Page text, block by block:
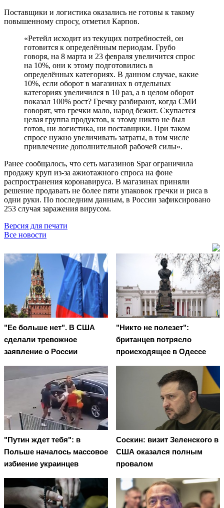
Поставщики и логистика оказались не готовы к такому
повышенному спросу, отметил Карпов.
«Ретейл исходит из текущих потребностей, он
готовится к определённым периодам. Грубо
говоря, на 8 марта и 23 февраля увеличится спрос
на 10%, они к этому подготовились в
определённых категориях. В данном случае, какие
10%, если оборот в магазинах в отдельных
категориях увеличился в 10 раз, а в целом оборот
показал 100% рост? Гречку разбирают, когда СМИ
говорят, что гречки мало, народ бежит. Скупается
целая группа продуктов, к этому никто не был
готов, ни логистика, ни поставщики. При таком
спросе нужно увеличивать затраты, в том числе
привлечение дополнительной рабочей силы».
Ранее сообщалось, что сеть магазинов Spar ограничила
продажу круп из-за ажиотажного спроса на фоне
распространения коронавируса. В магазинах приняли
решение продавать не более пяти упаковок гречки и риса в
одни руки. По последним данным, в России зафиксировано
253 случая заражения вирусом.
Версия для печати
Все новости
"Ее больше нет". В США
сделали тревожное
заявление о России
"Никто не полезет":
британцев потрясло
происходящее в Одессе
"Путин ждет тебя": в
Польше началось массовое
избиение украинцев
Соскин: визит Зеленского в
США оказался полным
провалом